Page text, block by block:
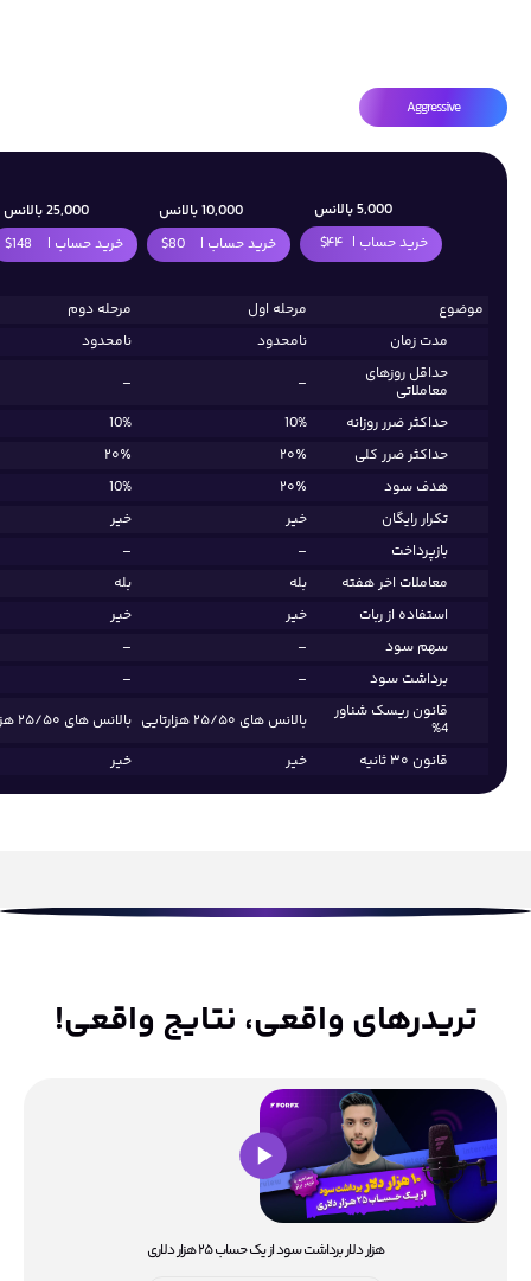
Aggressive
5,000 بالانس
خرید حساب | ۴۴$
10,000 بالانس
خرید حساب |
80$
25,000 بالانس
خرید حساب |
148$
موضوع مرحله اول
مرحله دوم
مدت زمان
نامحدود
نامحدود
حداقل روزهای
معاملاتی –
–
حداکثر ضرر روزانه
10%
10%
حداکثر ضرر کلی
۲۰٪
۲۰٪
هدف سود
۲۰٪
10%
تکرار رایگان
خیر
خیر
بازپرداخت
–
–
معاملات اخر هفته
بله
بله
استفاده از ربات
خیر
خیر
سهم سود
–
–
برداشت سود
–
–
قانون ریسک شناور
4% بالانس های ۲۵/۵۰ هزارتایی
بالانس های ۲۵/۵۰ هزارتایی
قانون ۳۰ ثانیه
خیر خیر
تریدرهای واقعی، نتایج واقعی!
هزار دلار برداشت سود از یک حساب ۲۵ هزار دلاری